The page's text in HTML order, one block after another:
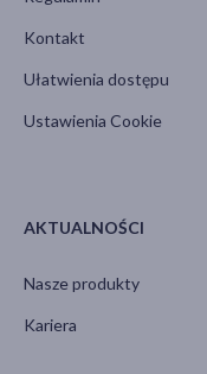
Kontakt
Ułatwienia dostępu
Ustawienia Cookie
AKTUALNOŚCI
Nasze produkty
Kariera